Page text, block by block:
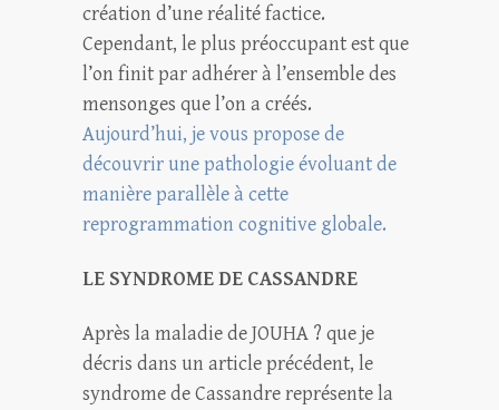
création d’une réalité factice.
Cependant, le plus préoccupant est que
l’on finit par adhérer à l’ensemble des
mensonges que l’on a créés.
Aujourd’hui, je vous propose de
découvrir une pathologie évoluant de
manière parallèle à cette
reprogrammation cognitive globale.
LE SYNDROME DE CASSANDRE
Après la maladie de JOUHA ? que je
décris dans un article précédent, le
syndrome de Cassandre représente la